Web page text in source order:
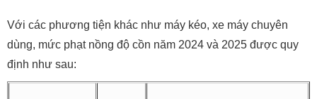
Với các phương tiện khác như máy kéo, xe máy chuyên
dùng, mức phạt nồng độ cồn năm 2024 và 2025 được quy
định như sau: